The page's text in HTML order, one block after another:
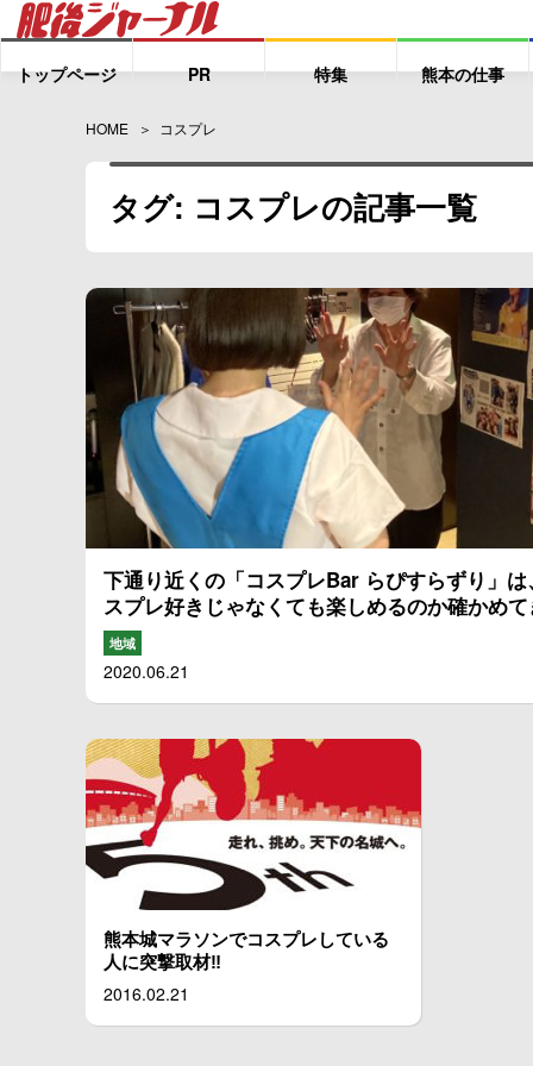
トップページ PR 特集 熊本の仕事
HOME コスプレ
タグ: コスプレの記事一覧
下通り近くの「コスプレBar らぴすらずり」は
スプレ好きじゃなくても楽しめるのか確かめ
地域
2020.06.21
熊本城マラソンでコスプレしている
人に突撃取材‼︎
2016.02.21